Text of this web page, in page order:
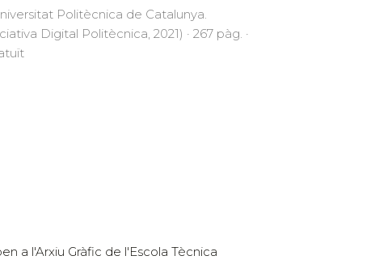
Politècnica de Catalunya.
Digital Politècnica, 2021) · 267 pàg. ·
a l'Arxiu Gràfic de l'Escola Tècnica